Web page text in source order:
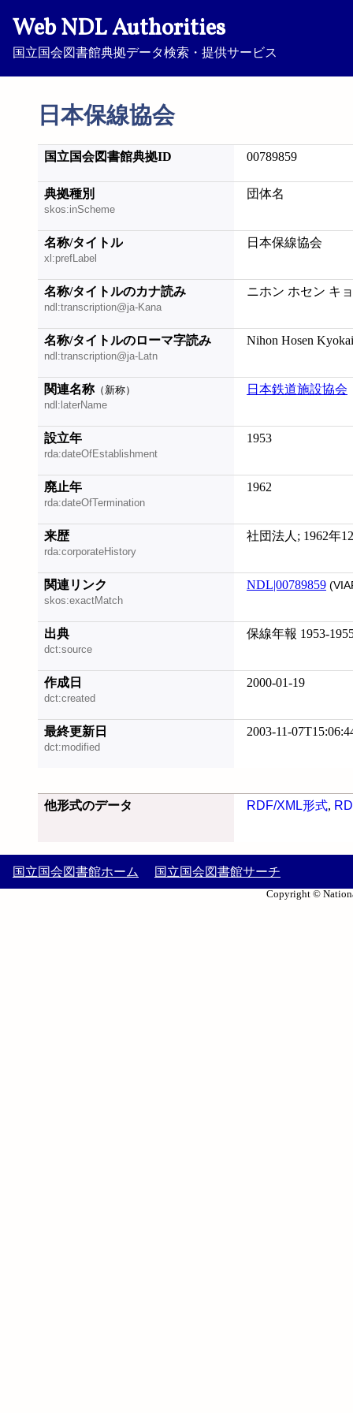
Web NDL Authorities
国立国会図書館典拠データ検索・提供サービス
日本保線協会
国立国会図書館典拠ID 00789859
典拠種別
skos:inScheme
団体名
名称/タイトル
xl:prefLabel
日本保線協会
名称/タイトルのカナ読み
ndl:transcription@ja-Kana
ニホン ホセン キ
名称/タイトルのローマ字読み
ndl:transcription@ja-Latn
Nihon Hosen Kyokai
関連名称（新称）
ndl:laterName
日本鉄道施設協会
設立年
rda:dateOfEstablishment
1953
廃止年
rda:dateOfTermination
1962
来歴
rda:corporateHistory
社団法人; 1962年
関連リンク
skos:exactMatch
NDL|00789859
出典
dct:source
保線年報 1953-
作成日
dct:created
2000-01-19
最終更新日
dct:modified
2003-11-
他形式のデータ RDF/XML形式,
国立国会図書館ホーム 国立国会図書館サーチ
Copyright ©